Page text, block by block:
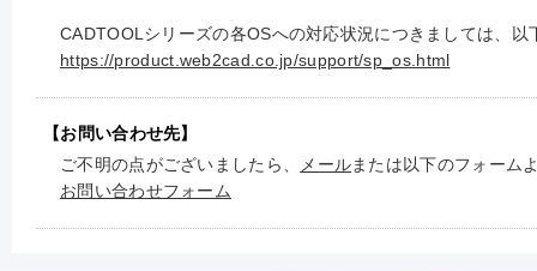
CADTOOLシリーズの各OSへの対応状況につきましては、
https://product.web2cad.co.jp/support/sp_os.html
【お問い合わせ先】
ご不明の点がございましたら、
メールまたは以下のフォーム
お問い合わせフォーム